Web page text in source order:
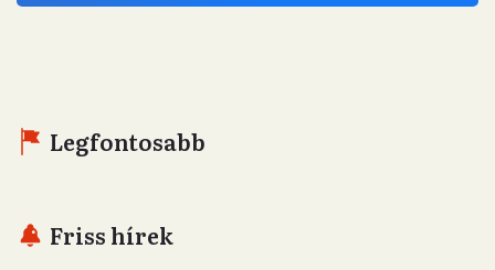
Legfontosabb
Friss hírek